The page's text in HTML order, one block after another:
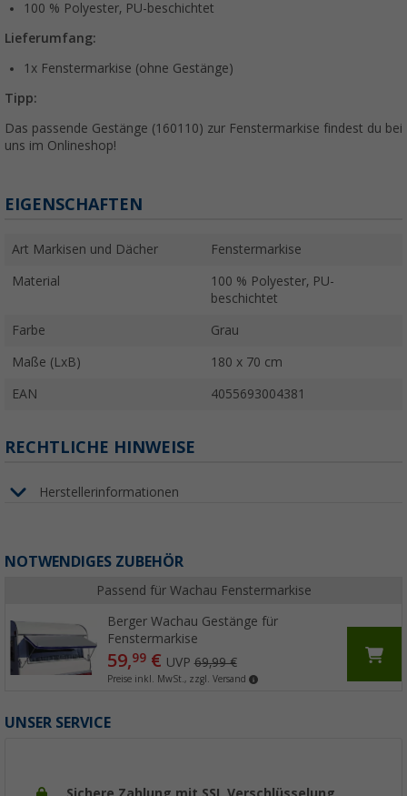
100 % Polyester, PU-beschichtet
Lieferumfang:
1x Fenstermarkise (ohne Gestänge)
Tipp:
Das passende Gestänge (160110) zur Fenstermarkise findest du bei
uns im Onlineshop!
EIGENSCHAFTEN
Art Markisen und Dächer Fenstermarkise
Material
100 % Polyester, PU-
beschichtet
Farbe Grau
Maße (LxB) 180 x 70 cm
EAN 4055693004381
RECHTLICHE HINWEISE
Herstellerinformationen
NOTWENDIGES ZUBEHÖR
Passend für Wachau Fenstermarkise
Berger Wachau Gestänge für
Fenstermarkise
59,99€ UVP69,99 €
Preise inkl. MwSt., zzgl. Versand
UNSER SERVICE